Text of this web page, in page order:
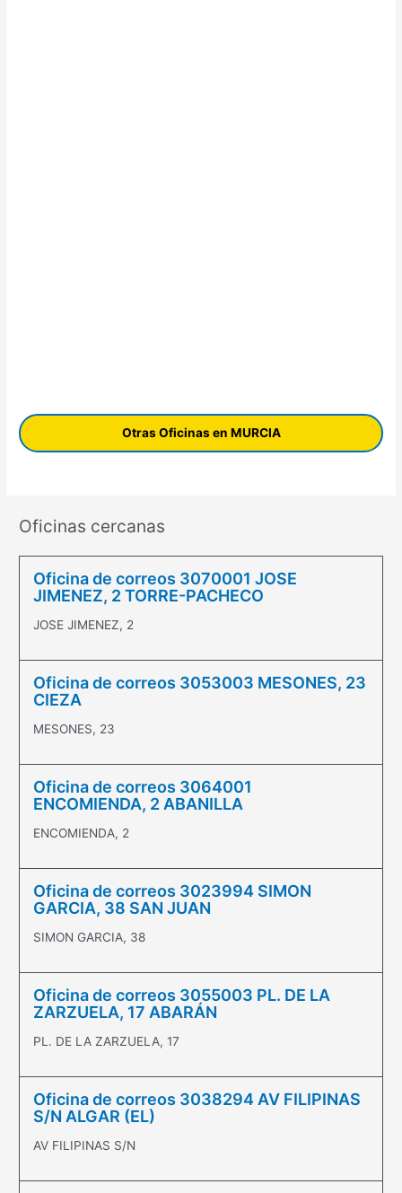
Otras Oficinas en MURCIA
Oficinas cercanas
Oficina de correos 3070001 JOSE
JIMENEZ, 2 TORRE-PACHECO
JOSE JIMENEZ, 2
Oficina de correos 3053003 MESONES, 23
CIEZA
MESONES, 23
Oficina de correos 3064001
ENCOMIENDA, 2 ABANILLA
ENCOMIENDA, 2
Oficina de correos 3023994 SIMON
GARCIA, 38 SAN JUAN
SIMON GARCIA, 38
Oficina de correos 3055003 PL. DE LA
ZARZUELA, 17 ABARÁN
PL. DE LA ZARZUELA, 17
Oficina de correos 3038294 AV FILIPINAS
S/N ALGAR (EL)
AV FILIPINAS S/N